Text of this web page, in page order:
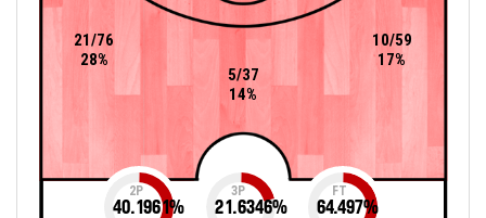
5/37
14%
21/76
28%
10/59
17%
2P
40.1961%
3P
21.6346%
FT
64.497%